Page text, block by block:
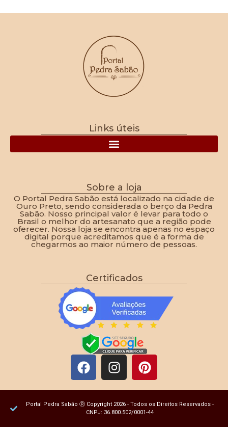
Links úteis
Sobre a loja
O Portal Pedra Sabão está localizado na cidade de
Ouro Preto, sendo considerada o berço da Pedra
Sabão. Nosso principal valor é levar para todo o
Brasil o melhor do artesanato que a região pode
oferecer. Nossa loja se encontra apenas no espaço
digital porque acreditamos que é a forma de
chegarmos ao maior número de pessoas.
Certificados
Portal Pedra Sabão Ⓡ Copyright 2026 - Todos os Direitos Reservados -
CNPJ: 36.800.502/0001-44